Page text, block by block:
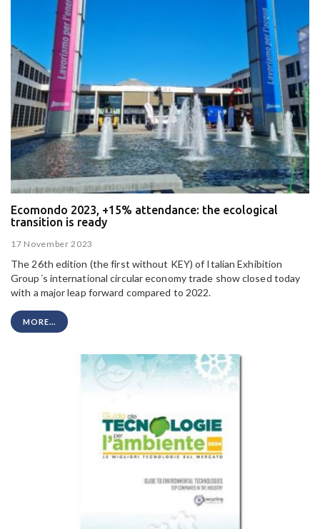
Ecomondo 2023, +15% attendance: the ecological
transition is ready
17 November 2023
The 26th edition (the first without KEY) of Italian Exhibition
Group´s international circular economy trade show closed today
with a major leap forward compared to 2022.
MORE...